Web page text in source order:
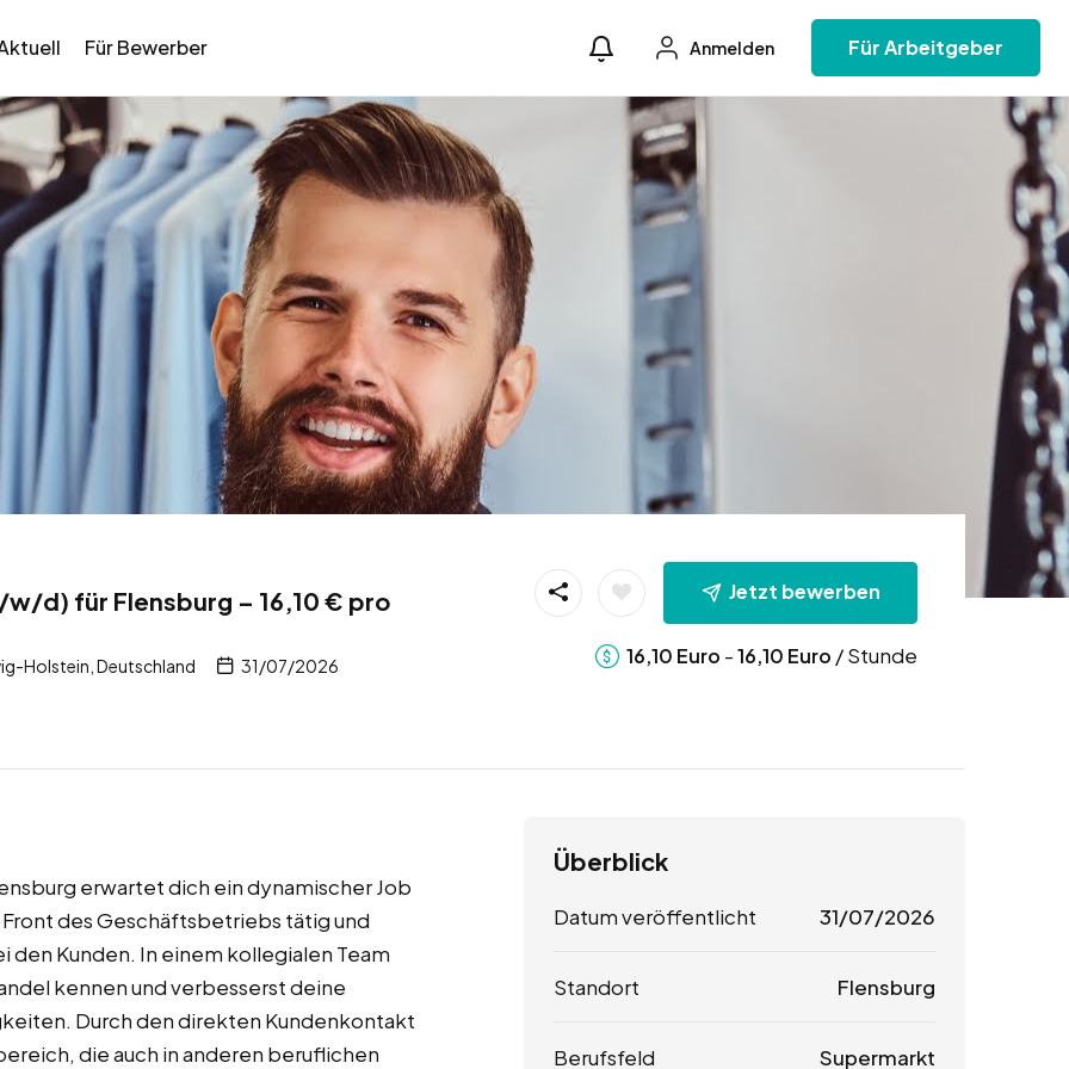
Für Bewerber Anmelden Für Arbeitgeber
d) für Flensburg – 16,10 € pro
Holstein, Deutschland 31/07/2026
Jetzt bewerben
16,10 Euro -16,10 Euro / Stunde
erwartet dich ein dynamischer Job
des Geschäftsbetriebs tätig und
Kunden. In einem kollegialen Team
kennen und verbesserst deine
Durch den direkten Kundenkontakt
die auch in anderen beruflichen
Überblick
Datum veröffentlicht 31/07/2026
Standort Flensburg
Berufsfeld Supermarkt